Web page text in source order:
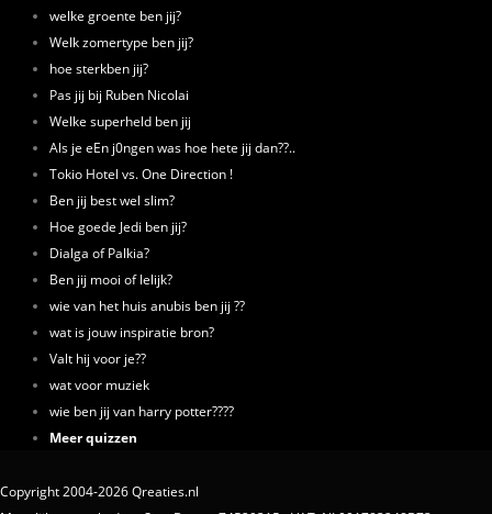
welke groente ben jij?
Welk zomertype ben jij?
hoe sterkben jij?
Pas jij bij Ruben Nicolai
Welke superheld ben jij
Als je eEn j0ngen was hoe hete jij dan??..
Tokio Hotel vs. One Direction !
Ben jij best wel slim?
Hoe goede Jedi ben jij?
Dialga of Palkia?
Ben jij mooi of lelijk?
wie van het huis anubis ben jij ??
wat is jouw inspiratie bron?
Valt hij voor je??
wat voor muziek
wie ben jij van harry potter????
Meer quizzen
Copyright 2004-2026 Qreaties.nl